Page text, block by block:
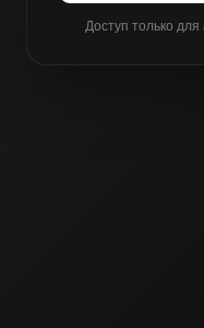
Доступ только